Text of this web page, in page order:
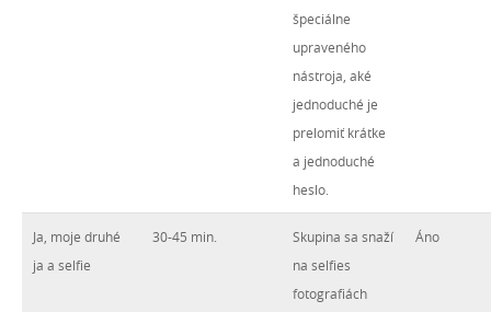
špeciálne
upraveného
nástroja, aké
jednoduché je
prelomiť krátke
a jednoduché
heslo.
Ja, moje druhé
ja a selfie
30-45 min.
Skupina sa snaží
na selfies
fotografiách
Áno